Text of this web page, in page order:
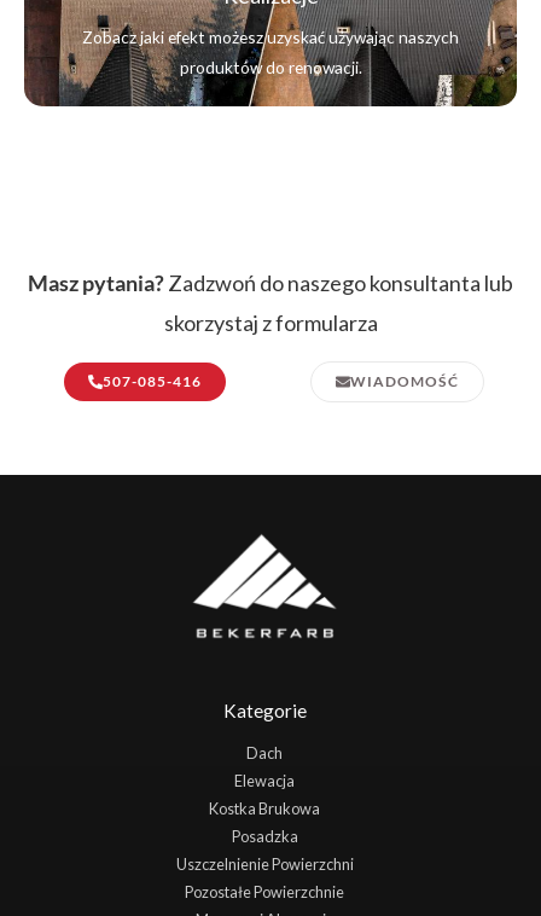
Zobacz jaki efekt możesz uzyskać używając naszych
produktów do renowacji.
Masz pytania?Zadzwoń do naszego konsultanta lub
skorzystaj z formularza
507-085-416 WIADOMOŚĆ
Kategorie
Dach
Elewacja
Kostka Brukowa
Posadzka
Uszczelnienie Powierzchni
Pozostałe Powierzchnie